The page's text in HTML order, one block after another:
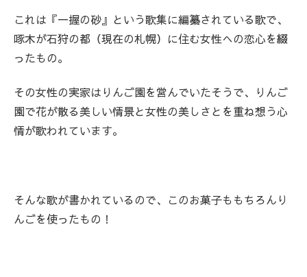
これは『一握の砂』という歌集に編纂されている歌で、
啄木が石狩の都（現在の札幌）に住む女性への恋心を綴
ったもの。
その女性の実家はりんご園を営んでいたそうで、りんご
園で花が散る美しい情景と女性の美しさとを重ね想う心
情が歌われています。
そんな歌が書かれているので、このお菓子ももちろんり
んごを使ったもの！